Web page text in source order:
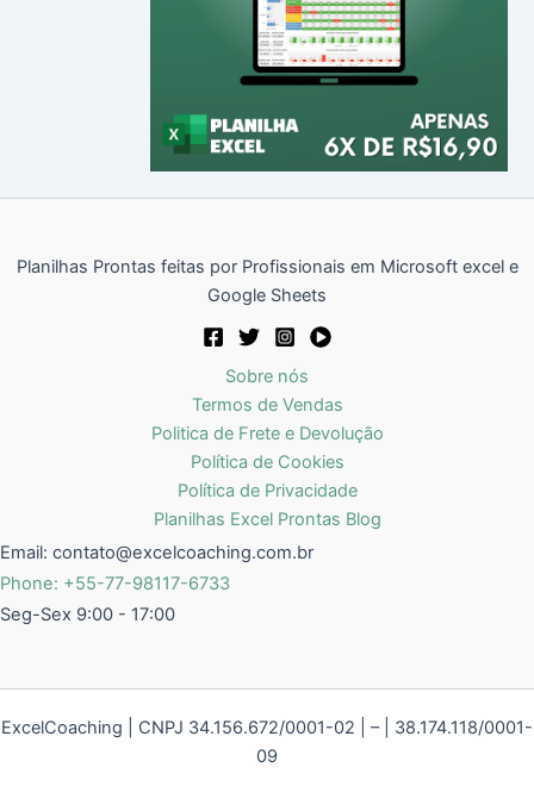
Planilhas Prontas feitas por Profissionais em Microsoft excel e
Google Sheets
Sobre nós
Termos de Vendas
Politica de Frete e Devolução
Política de Cookies
Política de Privacidade
Planilhas Excel Prontas Blog
Email: contato@excelcoaching.com.br
Phone: +55-77-98117-6733
Seg-Sex 9:00 - 17:00
ExcelCoaching | CNPJ 34.156.672/0001-02 | – | 38.174.118/0001-
09